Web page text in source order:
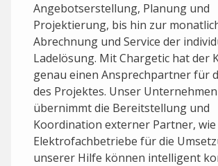
Angebotserstellung, Planung und
Projektierung, bis hin zur
Abrechnung und Service der
Ladelösung. Mit Chargetic hat der
genau einen Ansprechpartner für
des Projektes. Unser Unternehmen
übernimmt die Bereitstellung und
Koordination externer Partner, wie
Elektrofachbetriebe für die
unserer Hilfe können intelligent